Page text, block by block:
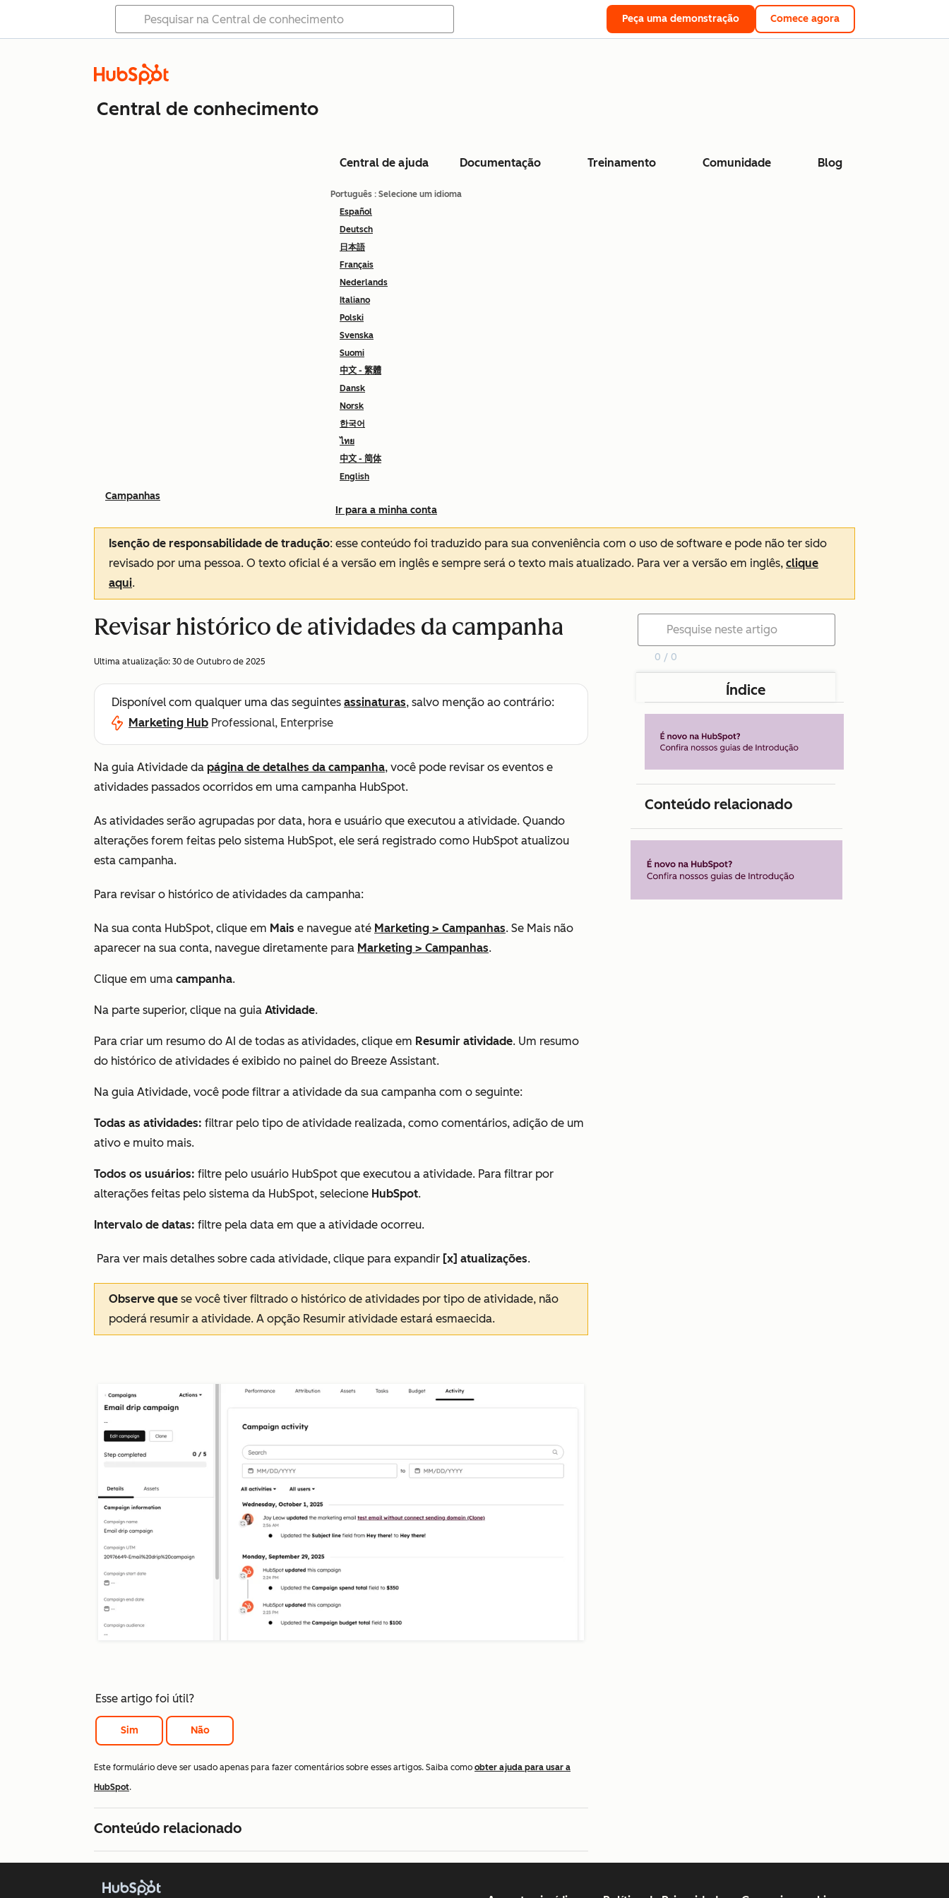
Peça uma demonstração Comece agora
Central de conhecimento
Central de ajuda Documentação Treinamento Comunidade Blog
Português : Selecione um idioma
Español
Deutsch
日本語
Français
Nederlands
Italiano
Polski
Svenska
Suomi
中文 - 繁體
Dansk
Norsk
한국어
ไทย
中文 - 简体
English
Ir para a minha conta
Campanhas
Isenção de responsabilidade de tradução: esse conteúdo foi traduzido para sua conveniência com o uso de software e pode não ter sido
revisado por uma pessoa. O texto oficial é a versão em inglês e sempre será o texto mais atualizado. Para ver a versão em inglês, clique
aqui.
Revisar histórico de atividades da campanha
Ultima atualização: 30 de Outubro de 2025
Disponível com qualquer uma das seguintes assinaturas, salvo menção ao contrário:
Marketing Hub Professional, Enterprise
Na guia Atividade da página de detalhes da campanha, você pode revisar os eventos e
atividades passados ocorridos em uma campanha HubSpot.
As atividades serão agrupadas por data, hora e usuário que executou a atividade. Quando
alterações forem feitas pelo sistema HubSpot, ele será registrado como HubSpot atualizou
esta campanha.
Para revisar o histórico de atividades da campanha:
Na sua conta HubSpot, clique em Mais e navegue até Marketing > Campanhas. Se Mais não
aparecer na sua conta, navegue diretamente para Marketing > Campanhas.
Clique em uma campanha.
Na parte superior, clique na guia Atividade.
Para criar um resumo do AI de todas as atividades, clique em Resumir atividade. Um resumo
do histórico de atividades é exibido no painel do Breeze Assistant.
Na guia Atividade, você pode filtrar a atividade da sua campanha com o seguinte:
Todas as atividades: filtrar pelo tipo de atividade realizada, como comentários, adição de um
ativo e muito mais.
Todos os usuários: filtre pelo usuário HubSpot que executou a atividade. Para filtrar por
alterações feitas pelo sistema da HubSpot, selecione HubSpot.
Intervalo de datas: filtre pela data em que a atividade ocorreu.
Para ver mais detalhes sobre cada atividade, clique para expandir [x] atualizações.
Observe que se você tiver filtrado o histórico de atividades por tipo de atividade, não
poderá resumir a atividade. A opção Resumir atividade estará esmaecida.
Esse artigo foi útil?
Sim Não
Este formulário deve ser usado apenas para fazer comentários sobre esses artigos. Saiba como obter ajuda para usar a
HubSpot.
Conteúdo relacionado
0 / 0
Índice
Conteúdo relacionado